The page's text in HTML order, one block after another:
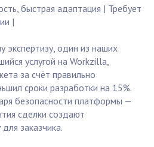
быстрая адаптация | Требует
|
один из наших
услугой на Workzilla,
за счёт правильно
сроки разработки на 15%.
безопасности платформы —
сделки создают
заказчика.